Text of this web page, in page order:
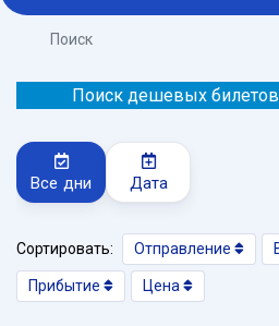
Поиск
Поиск дешевых
Все дни Дата
Сортировать: Отправление
Прибытие Цена